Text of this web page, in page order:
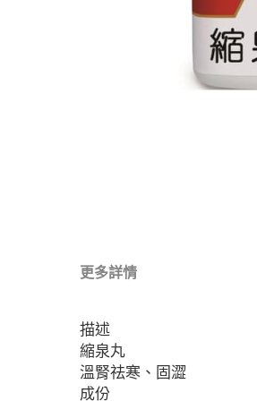
更多詳情
描述
縮泉丸
溫腎祛寒、固澀
成份